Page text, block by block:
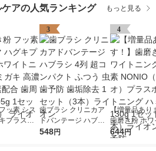
アの人気ランキング もっと見る
ッ素 シス
プラスW
ング ハミ
3
歯ブラシ クリニカア
ドバンテージ ハブラ
シ 4列 超コンパクト
548円
4
【増量品あり
歯磨き粉 ホワ
ング フッ素
644円